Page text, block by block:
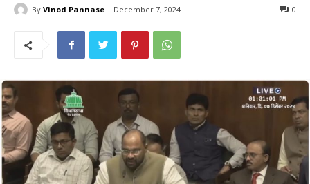
By Vinod Pannase December 7, 2024 0